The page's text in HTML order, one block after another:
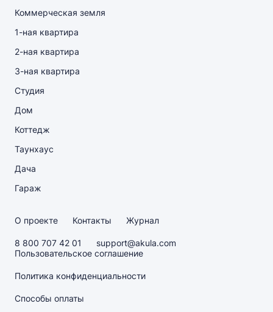
Коммерческая земля
1-ная квартира
2-ная квартира
3-ная квартира
Студия
Дом
Коттедж
Таунхаус
Дача
Гараж
О проекте Контакты Журнал
8 800 707 42 01
support@akula.com
Пользовательское соглашение
Политика конфиденциальности
Способы оплаты